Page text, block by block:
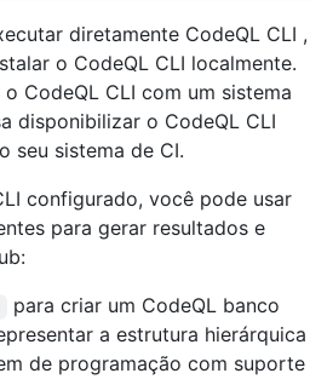
diretamente CodeQL CLI ,
o CodeQL CLI localmente.
CodeQL CLI com um sistema
disponibilizar o CodeQL CLI
seu sistema de CI.
configurado, você pode usar
para gerar resultados e
para criar um CodeQL banco
a estrutura hierárquica
de programação com suporte